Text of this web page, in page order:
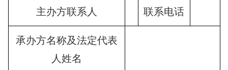
主办方联系人 联系电话
承办方名称及法定代表
人姓名